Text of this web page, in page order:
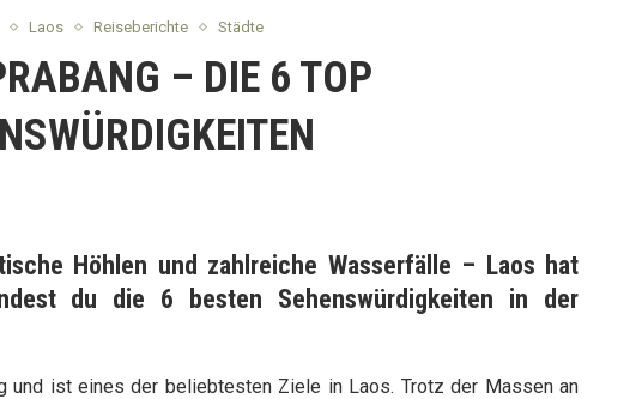
Laos Reiseberichte Städte
– DIE 6 TOP
Höhlen und zahlreiche Wasserfälle – Laos hat
du die 6 besten Sehenswürdigkeiten in der
und ist eines der beliebtesten Ziele in Laos. Trotz der Massen an